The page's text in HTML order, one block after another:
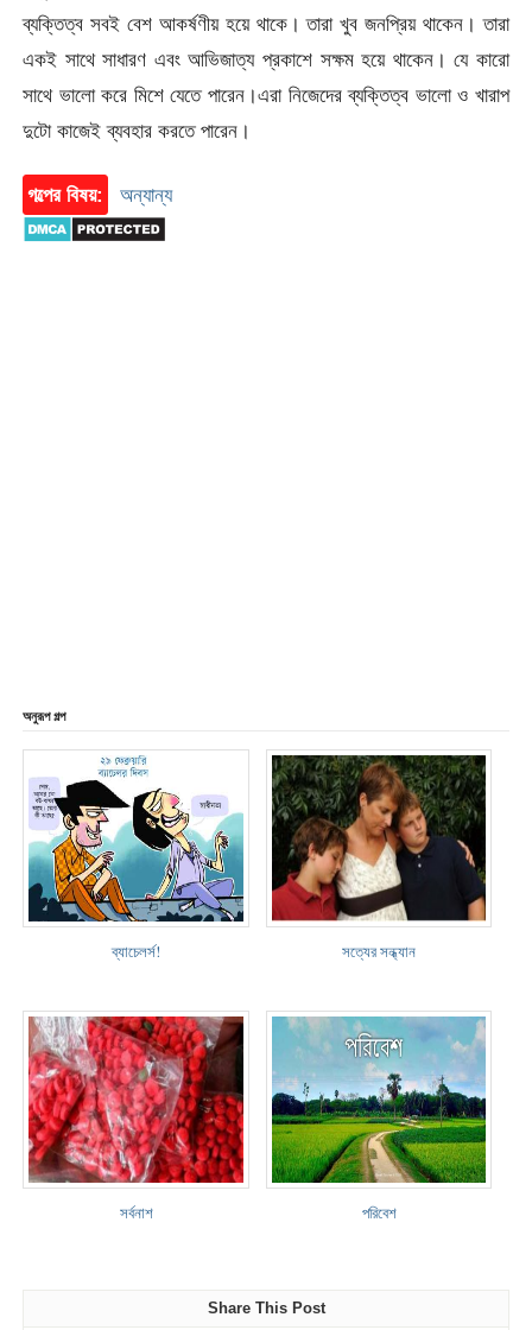
ব্যক্তিত্ব সবই বেশ আকর্ষণীয় হয়ে থাকে। তারা খুব জনপ্রিয় থাকেন। তারা
একই সাথে সাধারণ এবং আভিজাত্য প্রকাশে সক্ষম হয়ে থাকেন। যে কারো
সাথে ভালো করে মিশে যেতে পারেন।এরা নিজেদের ব্যক্তিত্ব ভালো ও খারাপ
দুটো কাজেই ব্যবহার করতে পারেন।
গল্পের বিষয়: অন্যান্য
অনুরূপ গল্প
ব্যাচেলর্স! সত্যের সন্ধ্যান
সর্বনাশ পরিবেশ
Share This Post